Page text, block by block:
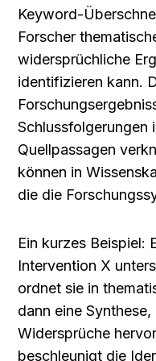
Keyword-
Forscher
widersprüchliche
identifizieren kann.
Schlussfolgerungen
Quellpassagen
können in
die die
Ein kurzes Beispiel:
Intervention X
ordnet sie in
dann eine
Widersprüche
beschleunigt die